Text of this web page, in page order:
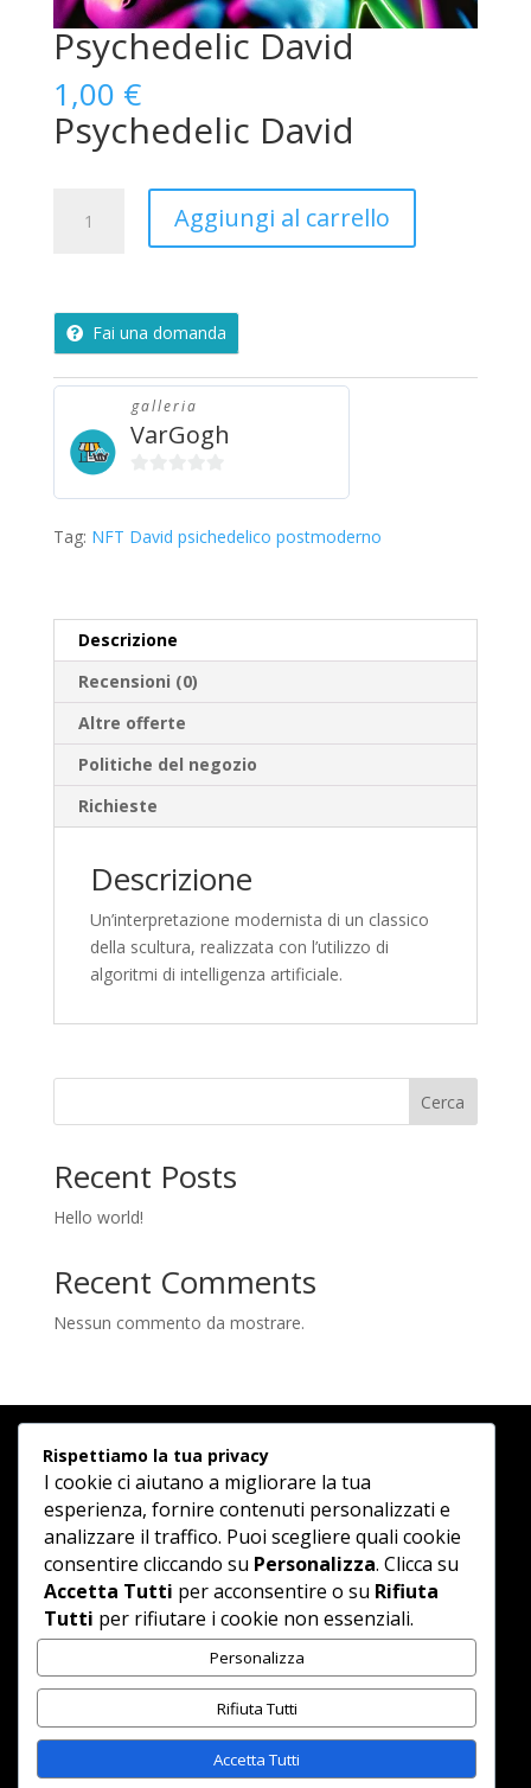
Psychedelic David
1,00 €
Psychedelic David
David
Aggiungi al carrello
Fai una domanda
galleria
VarGogh
u
Tag: NFT David psichedelico postmoderno
Descrizione
Recensioni (0)
Altre offerte
Politiche del negozio
Richieste
Descrizione
Un’interpretazione modernista di un classico
della scultura, realizzata con l’utilizzo di
algoritmi di intelligenza artificiale.
Cerca
Recent Posts
Hello world!
Recent Comments
Nessun commento da mostrare.
Andsart.it partita iva 04130660923
Il progetto Andsart Sa Prataforma NFT è finanziato dal
Rispettiamo la tua privacy
I cookie ci aiutano a migliorare la tua
esperienza, fornire contenuti personalizzati e
analizzare il traffico. Puoi scegliere quali cookie
consentire cliccando su Personalizza. Clicca su
Accetta Tutti per acconsentire o su Rifiuta
Tutti per rifiutare i cookie non essenziali.
Personalizza
Rifiuta Tutti
Accetta Tutti